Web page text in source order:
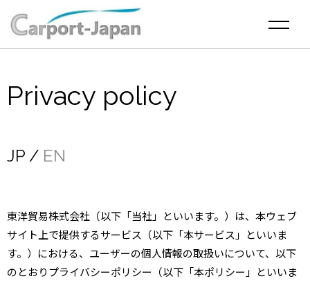
Privacy policy
JP EN
東洋貿易株式会社（以下「当社」といいます。）は、本ウェブ
サイト上で提供するサービス（以下「本サービス」といいま
す。）における、ユーザーの個人情報の取扱いについて、以下
のとおりプライバシーポリシー（以下「本ポリシー」といいま